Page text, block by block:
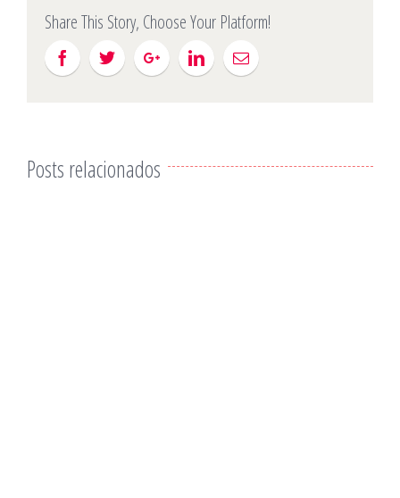
Share This Story, Choose Your Platform!
Posts relacionados